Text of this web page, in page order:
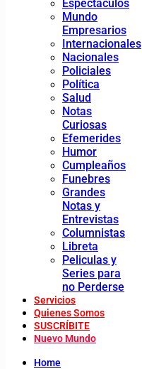
Espectáculos
Mundo
Empresarios
Internacionales
Nacionales
Policiales
Política
Salud
Notas
Curiosas
Efemerides
Humor
Cumpleaños
Funebres
Grandes
Notas y
Entrevistas
Columnistas
Libreta
Peliculas y
Series para
no Perderse
Servicios
Quienes Somos
SUSCRÍBITE
Nuevo Mundo
Home